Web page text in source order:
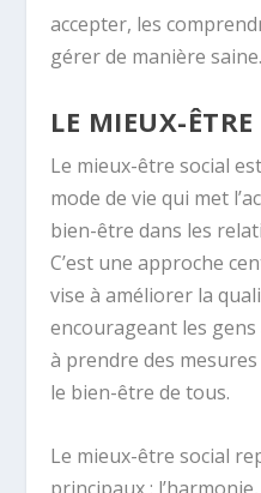
accepter, les
gérer de manière saine.
LE MIEUX-
Le mieux-être social
mode de vie qui met
bien-être dans les
C’est une approche
vise à améliorer la
encourageant les
à prendre des
le bien-être de tous.
Le mieux-être social